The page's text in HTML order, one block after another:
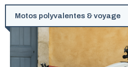
Motos polyvalentes & voyage